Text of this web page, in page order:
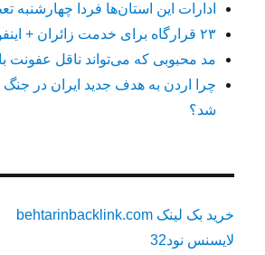
ادارات این استان‌ها فردا چهارشنبه
۲۳ قرارگاه برای خدمت زائران + اینفوگرافیک
مد محبوبی که می‌تواند ناقل عفونت
چرا اردن به هدف جدید ایران در جنگ
شد؟
خرید بک لینک behtarinbacklink.com
لایسنس نود32